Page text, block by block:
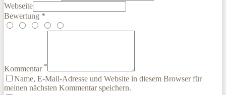
Webseite
Bewertung *
Kommentar *
Name, E-Mail-Adresse und Website in diesem Browser für
meinen nächsten Kommentar speichern.